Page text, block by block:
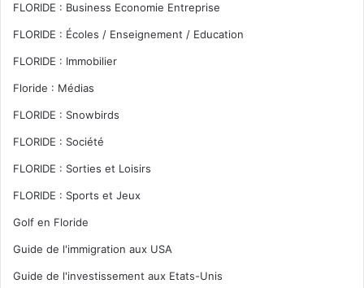
FLORIDE : Business Economie Entreprise
FLORIDE : Écoles / Enseignement / Education
FLORIDE : Immobilier
Floride : Médias
FLORIDE : Snowbirds
FLORIDE : Société
FLORIDE : Sorties et Loisirs
FLORIDE : Sports et Jeux
Golf en Floride
Guide de l'immigration aux USA
Guide de l'investissement aux Etats-Unis